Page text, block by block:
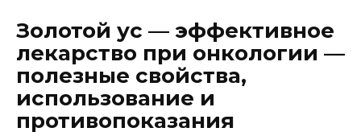
Золотой ус — эффективное
лекарство при онкологии —
полезные свойства,
использование и
противопоказания